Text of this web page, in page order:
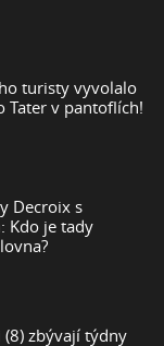
turisty vyvolalo
Tater v pantoflích!
Decroix s
Kdo je tady
zbývají týdny